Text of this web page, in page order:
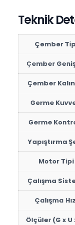
Teknik
Çember
Çember
Çember
Germe
Germe
Yapıştırma
Motor Tipi
Çalışma
Çalışma
Ölçüler (G x U